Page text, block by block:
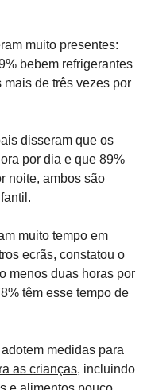
muito presentes:
bebem refrigerantes
de três vezes por
disseram que os
por dia e que 89%
noite, ambos são
muito tempo em
ecrãs, constatou o
menos duas horas por
têm esse tempo de
as crianças